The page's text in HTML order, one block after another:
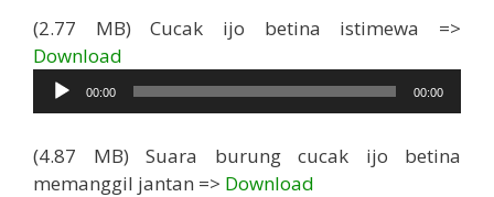
(2.77 MB) Cucak ijo betina istimewa =>
Download
Audio
00:00 00:00
(4.87 MB) Suara burung cucak ijo betina
memanggil jantan => Download